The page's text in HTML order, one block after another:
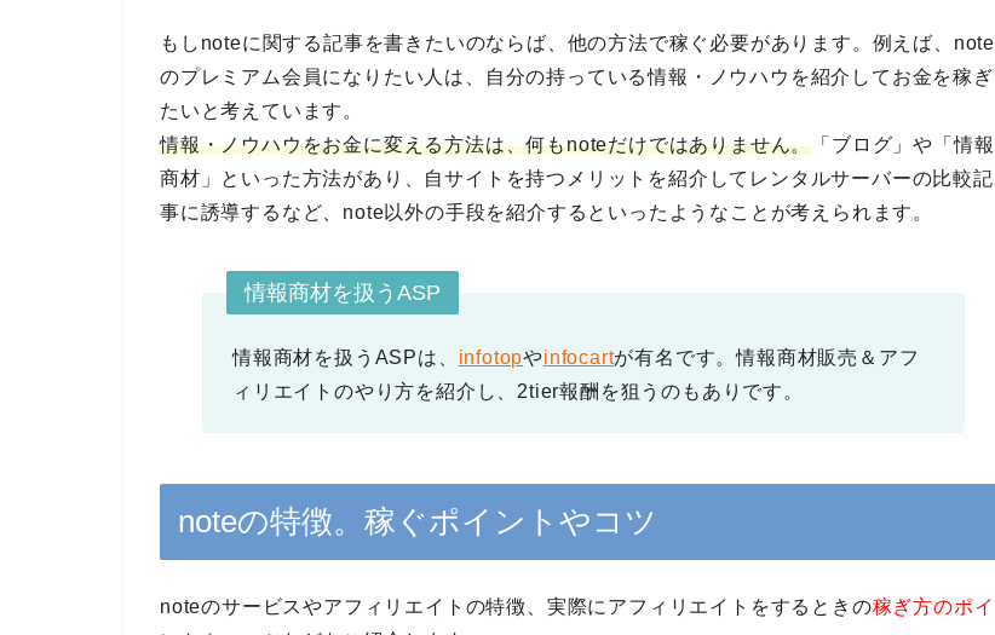
もしnoteに関する記事を書きたいのならば、他の方法で稼ぐ必要があります。例えば、note
のプレミアム会員になりたい人は、自分の持っている情報・ノウハウを紹介してお金を稼ぎ
たいと考えています。
情報・ノウハウをお金に変える方法は、何もnoteだけではありません。 「ブログ」や「情報
商材」といった方法があり、自サイトを持つメリットを紹介してレンタルサーバーの比較記
事に誘導するなど、note以外の手段を紹介するといったようなことが考えられます。
情報商材を扱うASP
情報商材を扱うASPは、 infotopやinfocartが有名です。情報商材販売＆アフ
ィリエイトのやり方を紹介し、2tier報酬を狙うのもありです。
noteの特徴。稼ぐポイントやコツ
noteのサービスやアフィリエイトの特徴、実際にアフィリエイトをするときの稼ぎ方のポイ